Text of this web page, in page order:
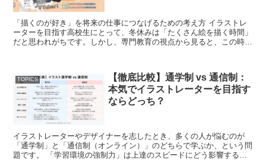
「描くのが好き」を将来の仕事につなげるための考え方 イラストレ
ーターを目指す高校生にとって、冬休みは「たくさん絵を描く時間」
だと思われがちです。しかし、専門教育の視点から見ると、この時期
TOPICS
【徹底比較】通学制 vs 通信制：
本気でイラストレーターを目指す
ならどっち？
イラストレーターやデザイナーを志したとき、多くの人が悩むのが
「通学制」と「通信制（オンライン）」のどちらで学ぶか、という問
題です。 「学習環境の強制力」は上達のスピードにどう影響するの